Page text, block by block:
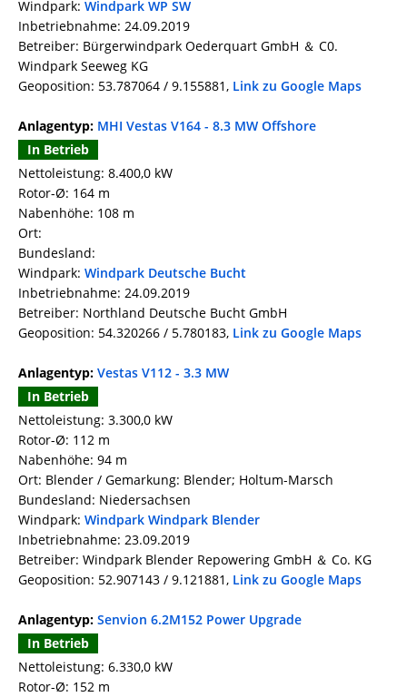
Windpark: Windpark WP SW
Inbetriebnahme: 24.09.2019
Betreiber: Bürgerwindpark Oederquart GmbH ＆ C0.
Windpark Seeweg KG
Geoposition: 53.787064 / 9.155881, Link zu Google Maps
Anlagentyp: MHI Vestas V164 - 8.3 MW Offshore
In Betrieb
Nettoleistung: 8.400,0 kW
Rotor-Ø: 164 m
Nabenhöhe: 108 m
Ort:
Bundesland:
Windpark: Windpark Deutsche Bucht
Inbetriebnahme: 24.09.2019
Betreiber: Northland Deutsche Bucht GmbH
Geoposition: 54.320266 / 5.780183, Link zu Google Maps
Anlagentyp: Vestas V112 - 3.3 MW
In Betrieb
Nettoleistung: 3.300,0 kW
Rotor-Ø: 112 m
Nabenhöhe: 94 m
Ort: Blender / Gemarkung: Blender; Holtum-Marsch
Bundesland: Niedersachsen
Windpark: Windpark Windpark Blender
Inbetriebnahme: 23.09.2019
Betreiber: Windpark Blender Repowering GmbH ＆ Co. KG
Geoposition: 52.907143 / 9.121881, Link zu Google Maps
Anlagentyp: Senvion 6.2M152 Power Upgrade
In Betrieb
Nettoleistung: 6.330,0 kW
Rotor-Ø: 152 m